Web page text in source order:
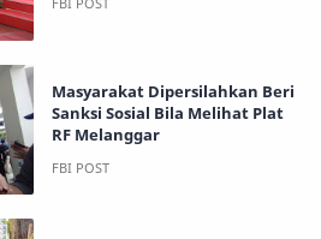
Masyarakat Dipersilahkan Beri
Sanksi Sosial Bila Melihat Plat
RF Melanggar